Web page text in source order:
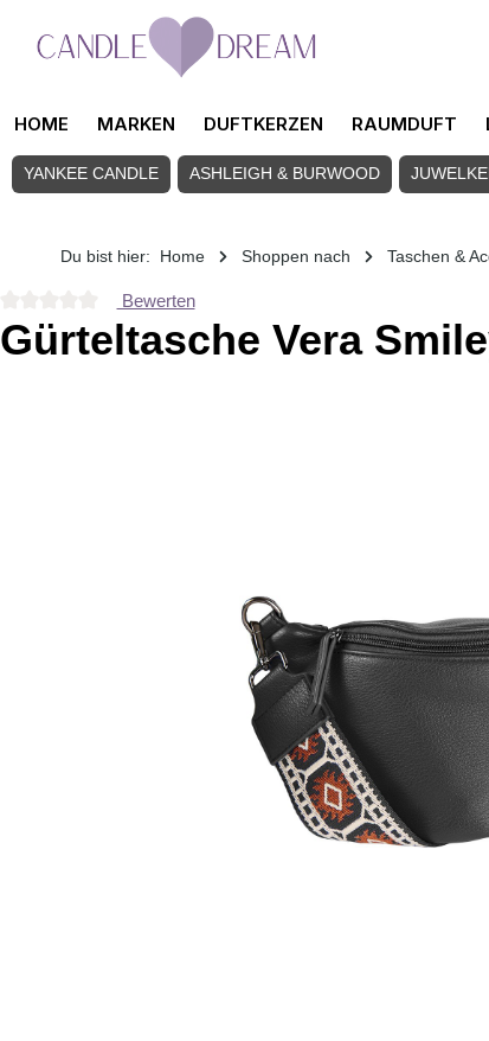
Zum Hauptinhalt springen
HOME MARKEN DUFTKERZEN RAUMDUFT
YANKEE CANDLE ASHLEIGH & BURWOOD
Du bist hier: Home Shoppen nach Taschen &
Durchschnittliche Bewertung von 0 von 5 Sternen
Bewerten
Gürteltasche Vera